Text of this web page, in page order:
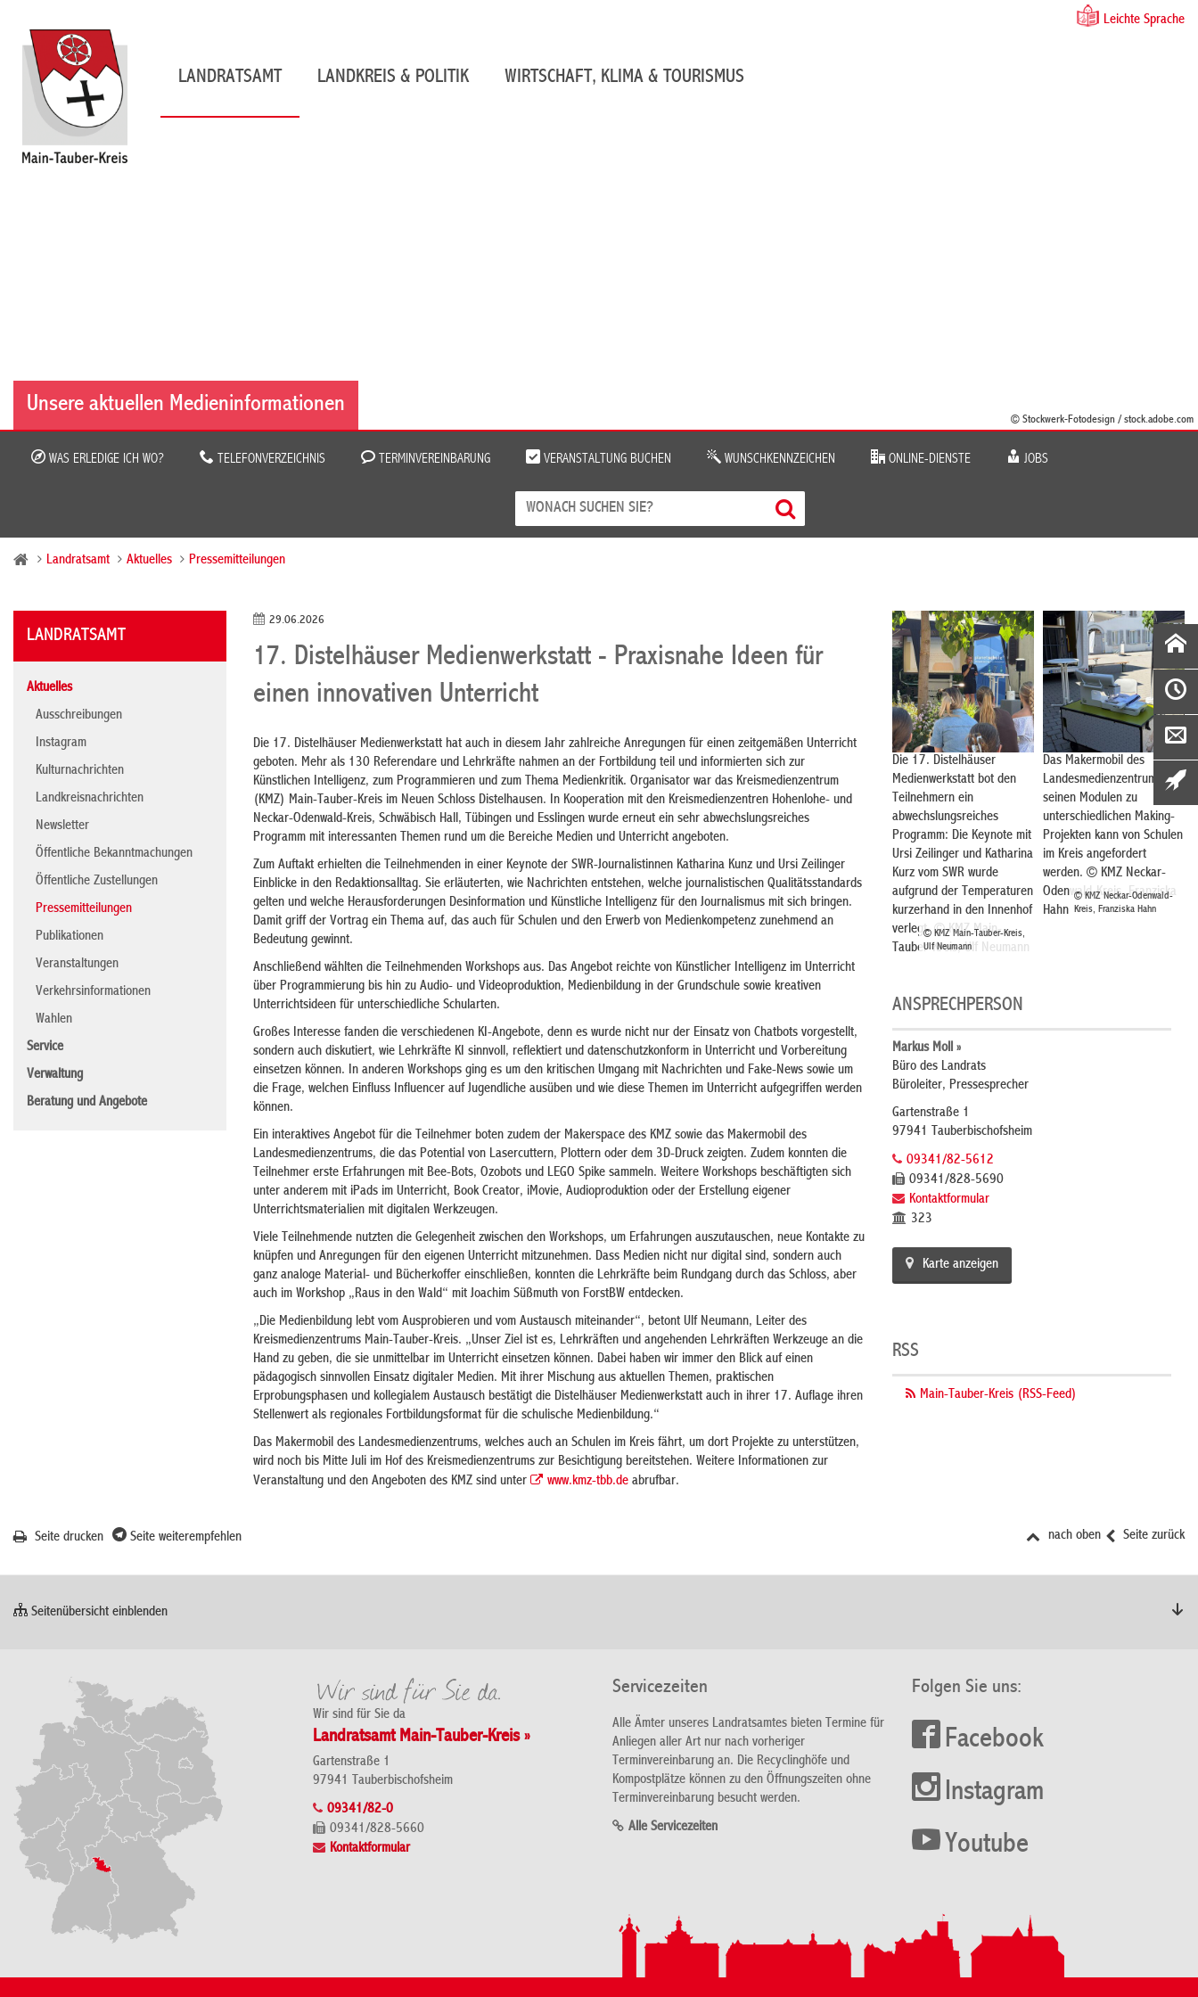
Leichte Sprache
LANDRATSAMT LANDKREIS & POLITIK WIRTSCHAFT, KLIMA & TOURISMUS
Unsere aktuellen Medieninformationen
© Stockwerk-Fotodesign / stock.adobe.com
WAS ERLEDIGE ICH WO? TELEFONVERZEICHNIS TERMINVEREINBARUNG VERANSTALTUNG BUCHEN WUNSCHKENNZEICHEN ONLINE-DIENSTE JOBS
Landratsamt Aktuelles Pressemitteilungen
LANDRATSAMT
Aktuelles
Ausschreibungen
Instagram
Kulturnachrichten
Landkreisnachrichten
Newsletter
Öffentliche Bekanntmachungen
Öffentliche Zustellungen
Pressemitteilungen
Publikationen
Veranstaltungen
Verkehrsinformationen
Wahlen
Service
Verwaltung
Beratung und Angebote
29.06.2026
17. Distelhäuser Medienwerkstatt - Praxisnahe Ideen für
einen innovativen Unterricht
Die 17. Distelhäuser Medienwerkstatt hat auch in diesem Jahr zahlreiche Anregungen für einen zeitgemäßen Unterricht
geboten. Mehr als 130 Referendare und Lehrkräfte nahmen an der Fortbildung teil und informierten sich zur
Künstlichen Intelligenz, zum Programmieren und zum Thema Medienkritik. Organisator war das Kreismedienzentrum
(KMZ) Main-Tauber-Kreis im Neuen Schloss Distelhausen. In Kooperation mit den Kreismedienzentren Hohenlohe- und
Neckar-Odenwald-Kreis, Schwäbisch Hall, Tübingen und Esslingen wurde erneut ein sehr abwechslungsreiches
Programm mit interessanten Themen rund um die Bereiche Medien und Unterricht angeboten.
Zum Auftakt erhielten die Teilnehmenden in einer Keynote der SWR-Journalistinnen Katharina Kunz und Ursi Zeilinger
Einblicke in den Redaktionsalltag. Sie erläuterten, wie Nachrichten entstehen, welche journalistischen Qualitätsstandards
gelten und welche Herausforderungen Desinformation und Künstliche Intelligenz für den Journalismus mit sich bringen.
Damit griff der Vortrag ein Thema auf, das auch für Schulen und den Erwerb von Medienkompetenz zunehmend an
Bedeutung gewinnt.
Anschließend wählten die Teilnehmenden Workshops aus. Das Angebot reichte von Künstlicher Intelligenz im Unterricht
über Programmierung bis hin zu Audio- und Videoproduktion, Medienbildung in der Grundschule sowie kreativen
Unterrichtsideen für unterschiedliche Schularten.
Großes Interesse fanden die verschiedenen KI-Angebote, denn es wurde nicht nur der Einsatz von Chatbots vorgestellt,
sondern auch diskutiert, wie Lehrkräfte KI sinnvoll, reflektiert und datenschutzkonform in Unterricht und Vorbereitung
einsetzen können. In anderen Workshops ging es um den kritischen Umgang mit Nachrichten und Fake-News sowie um
die Frage, welchen Einfluss Influencer auf Jugendliche ausüben und wie diese Themen im Unterricht aufgegriffen werden
können.
Ein interaktives Angebot für die Teilnehmer boten zudem der Makerspace des KMZ sowie das Makermobil des
Landesmedienzentrums, die das Potential von Lasercuttern, Plottern oder dem 3D-Druck zeigten. Zudem konnten die
Teilnehmer erste Erfahrungen mit Bee-Bots, Ozobots und LEGO Spike sammeln. Weitere Workshops beschäftigten sich
unter anderem mit iPads im Unterricht, Book Creator, iMovie, Audioproduktion oder der Erstellung eigener
Unterrichtsmaterialien mit digitalen Werkzeugen.
Viele Teilnehmende nutzten die Gelegenheit zwischen den Workshops, um Erfahrungen auszutauschen, neue Kontakte zu
knüpfen und Anregungen für den eigenen Unterricht mitzunehmen. Dass Medien nicht nur digital sind, sondern auch
ganz analoge Material- und Bücherkoffer einschließen, konnten die Lehrkräfte beim Rundgang durch das Schloss, aber
auch im Workshop „Raus in den Wald“ mit Joachim Süßmuth von ForstBW entdecken.
„Die Medienbildung lebt vom Ausprobieren und vom Austausch miteinander“, betont Ulf Neumann, Leiter des
Kreismedienzentrums Main-Tauber-Kreis. „Unser Ziel ist es, Lehrkräften und angehenden Lehrkräften Werkzeuge an die
Hand zu geben, die sie unmittelbar im Unterricht einsetzen können. Dabei haben wir immer den Blick auf einen
pädagogisch sinnvollen Einsatz digitaler Medien. Mit ihrer Mischung aus aktuellen Themen, praktischen
Erprobungsphasen und kollegialem Austausch bestätigt die Distelhäuser Medienwerkstatt auch in ihrer 17. Auflage ihren
Stellenwert als regionales Fortbildungsformat für die schulische Medienbildung.“
Das Makermobil des Landesmedienzentrums, welches auch an Schulen im Kreis fährt, um dort Projekte zu unterstützen,
wird noch bis Mitte Juli im Hof des Kreismedienzentrums zur Besichtigung bereitstehen. Weitere Informationen zur
Veranstaltung und den Angeboten des KMZ sind unter
www.kmz-tbb.deabrufbar.
© KMZ Main-Tauber-Kreis,
Ulf Neumann
Die 17. Distelhäuser
Medienwerkstatt bot den
Teilnehmern ein
abwechslungsreiches
Programm: Die Keynote mit
Ursi Zeilinger und Katharina
Kurz vom SWR wurde
aufgrund der Temperaturen
kurzerhand in den Innenhof
verlegt. © KMZ Main-
Tauber-Kreis, Ulf Neumann
© KMZ Neckar-Odenwald-
Kreis, Franziska Hahn
Das Makermobil des
Landesmedienzentrums mit
seinen Modulen zu
unterschiedlichen Making-
Projekten kann von Schulen
im Kreis angefordert
werden. © KMZ Neckar-
Odenwald-Kreis, Franziska
Hahn
ANSPRECHPERSON
Markus Moll »
Büro des Landrats
Büroleiter, Pressesprecher
Gartenstraße 1
97941 Tauberbischofsheim
09341/82-5612
09341/828-5690
Kontaktformular
323
Karte anzeigen
RSS
Main-Tauber-Kreis (RSS-Feed)
Seite zurück
nach oben
Seite drucken Seite weiterempfehlen
Seitenübersicht einblenden
Wir sind für Sie da
Landratsamt Main-Tauber-Kreis »
Gartenstraße 1
97941 Tauberbischofsheim
09341/82-0
09341/828-5660
Kontaktformular
Servicezeiten
Alle Ämter unseres Landratsamtes bieten Termine für
Anliegen aller Art nur nach vorheriger
Terminvereinbarung an. Die Recyclinghöfe und
Kompostplätze können zu den Öffnungszeiten ohne
Terminvereinbarung besucht werden.
Alle Servicezeiten
Folgen Sie uns:
Facebook
Instagram
Youtube